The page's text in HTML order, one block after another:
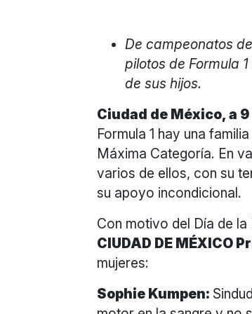
De campeonatos
pilotos de Formula
de sus hijos.
Ciudad de México, a
Formula 1 hay una
Máxima Categoría. En
varios de ellos, con su
su apoyo incondicional.
Con motivo del Día de la
CIUDAD DE MÉXICO
mujeres:
Sophie Kumpen: